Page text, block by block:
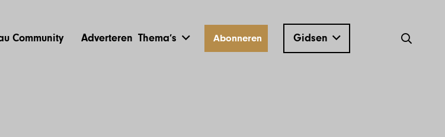
Community Adverteren Thema’s Abonneren Gidsen